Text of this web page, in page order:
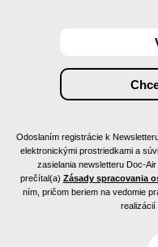
Odoslaním registrácie k
elektronickými prostriedkami a
zasielania newsletteru Doc-
prečítal(a) Zásady spracovania
ním, pričom beriem na vedomie
realizácií